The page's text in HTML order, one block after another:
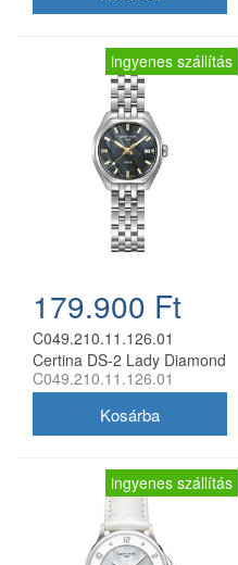
ingyenes szállítás
179.900 Ft
C049.210.11.126.01
Certina DS-2 Lady Diamond
női analóg karóra
C049.210.11.126.01
ingyenes szállítás